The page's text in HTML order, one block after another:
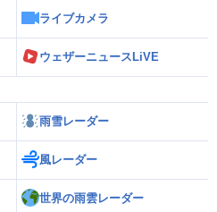
ライブカメラ
ウェザーニュースLiVE
雨雪レーダー
風レーダー
世界の雨雲レーダー